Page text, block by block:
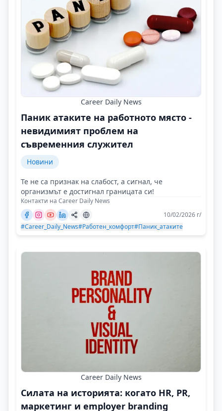
Career Daily News
Паник атаките на работното място -
невидимият проблем на
съвременния служител
Новини
Те не са признак на слабост, а сигнал, че
организмът е достигнал границата си!
Контакти на Career Daily News
10/02/2026 г/
#Career_Daily_News#Работен_комфорт#Паник_атаките
Career Daily News
Силата на историята: когато HR, PR,
маркетинг и employer branding